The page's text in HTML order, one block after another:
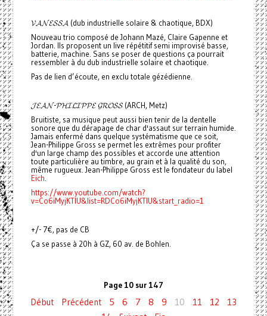
𝓥𝓐𝓝𝓔𝓢𝓢𝓐 (dub industrielle solaire & chaotique, BDX)
Nouveau trio composé de Johann Mazé, Claire Gapenne et
Jordan. Ils proposent un live répétitif semi improvisé basse,
batterie, machine. Sans se poser de questions ça pourrait
ressembler à du dub industrielle solaire et chaotique.
Pas de lien d’écoute, en exclu totale gézédienne.
𝓙𝓔𝓐𝓝-𝓟𝓗𝓘𝓛𝓘𝓟𝓟𝓔 𝓖𝓡𝓞𝓢𝓢 (ARCH, Metz)
Bruitiste, sa musique peut aussi bien tenir de la dentelle
sonore que du dérapage de char d'assaut sur terrain humide.
Jamais enfermé dans quelque systématisme que ce soit,
Jean-Philippe Gross se permet les extrêmes pour profiter
d'un large champ des possibles et accorde une attention
toute particulière au timbre, au grain et à la qualité du son,
même rugueux. Jean-Philippe Gross est le fondateur du label
Eich.
https://www.youtube.com/watch?
v=Co6iMyjKTlU&list=RDCo6iMyjKTlU&start_radio=1
+/- 7€, pas de CB
Ça se passe à 20h à GZ, 60 av. de Bohlen.
Page 10 sur 147
Début Précédent 5 6 7 8 9 10 11 12
13